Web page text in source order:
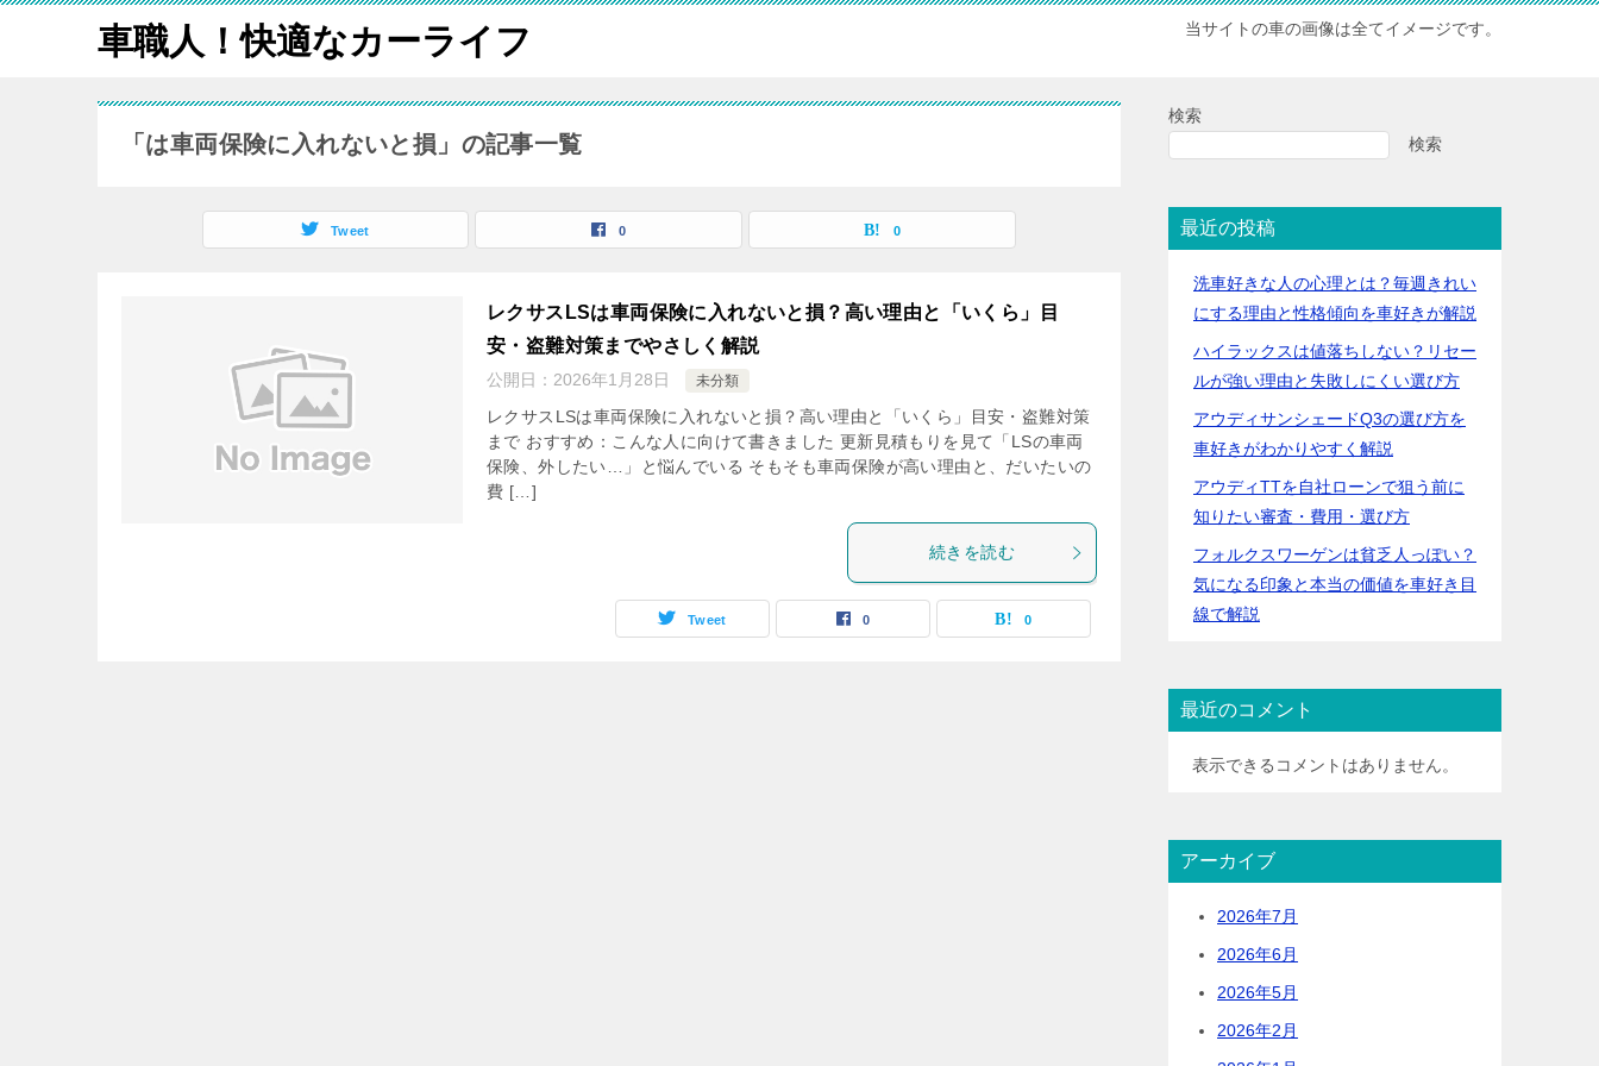
車職人！快適なカーライフ 当サイトの車の画像は全てイメージです。
「は車両保険に入れないと損」の記事一覧
Tweet 0 0
レクサスLSは車両保険に入れないと損？高い理由と「いくら」目
安・盗難対策までやさしく解説
公開日： 2026年1月28日 未分類
レクサスLSは車両保険に入れないと損？高い理由と「いくら」目安・盗難対策
まで おすすめ：こんな人に向けて書きました 更新見積もりを見て「LSの車両
保険、外したい…」と悩んでいる そもそも車両保険が高い理由と、だいたいの
費 […]
続きを読む
Tweet 0 0
検索
検索
最近の投稿
洗車好きな人の心理とは？毎週きれい
にする理由と性格傾向を車好きが解説
ハイラックスは値落ちしない？リセー
ルが強い理由と失敗しにくい選び方
アウディサンシェードQ3の選び方を
車好きがわかりやすく解説
アウディTTを自社ローンで狙う前に
知りたい審査・費用・選び方
フォルクスワーゲンは貧乏人っぽい？
気になる印象と本当の価値を車好き目
線で解説
最近のコメント
表示できるコメントはありません。
アーカイブ
2026年7月
2026年6月
2026年5月
2026年2月